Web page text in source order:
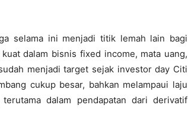
selama ini menjadi titik lemah lain bagi
dalam bisnis fixed income, mata uang,
menjadi target sejak investor day Citi
cukup besar, bahkan melampaui laju
dalam pendapatan dari derivatif